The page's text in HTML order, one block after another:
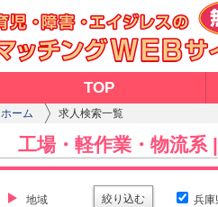
TOP
ホーム 求人検索一覧
工場・軽作業・物流系
地域 絞り込む 兵庫